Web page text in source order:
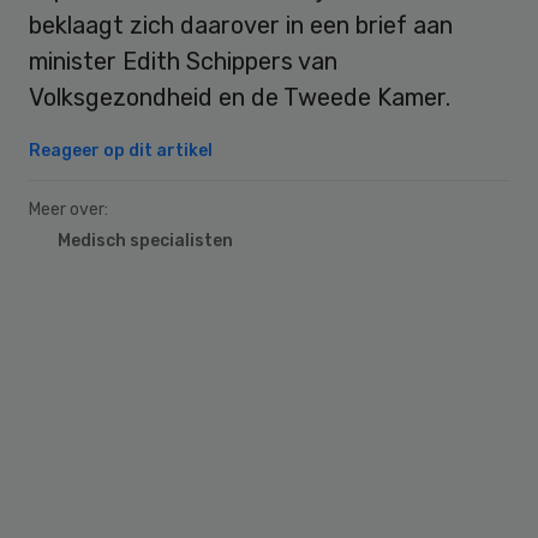
beklaagt zich daarover in een brief aan
minister Edith Schippers van
Volksgezondheid en de Tweede Kamer.
Reageer op dit artikel
Meer over:
Medisch specialisten